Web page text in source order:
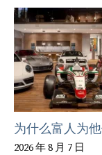
为什么富人为
2026 年 8 月 7 日